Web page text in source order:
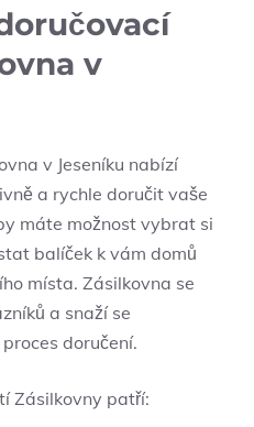
v
v Jeseníku nabízí
a rychle ⁢doručit vaše
máte možnost⁣ vybrat si⁤
balíček k vám domů
místa. Zásilkovna se
a snaží se⁣
doručení.
Zásilkovny patří: